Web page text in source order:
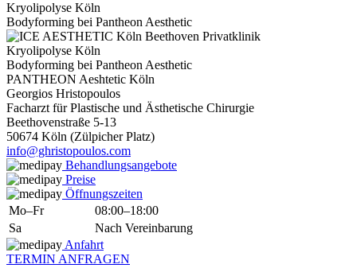
Kryolipolyse Köln
Bodyforming bei Pantheon Aesthetic
Kryolipolyse Köln
Bodyforming bei Pantheon Aesthetic
PANTHEON Aeshtetic Köln
Georgios Hristopoulos
Facharzt für Plastische und Ästhetische Chirurgie
Beethovenstraße 5-13
50674 Köln (Zülpicher Platz)
info@ghristopoulos.com
Behandlungsangebote
Preise
Öffnungszeiten
Mo–Fr
08:00–18:00
Sa
Nach Vereinbarung
Anfahrt
TERMIN ANFRAGEN